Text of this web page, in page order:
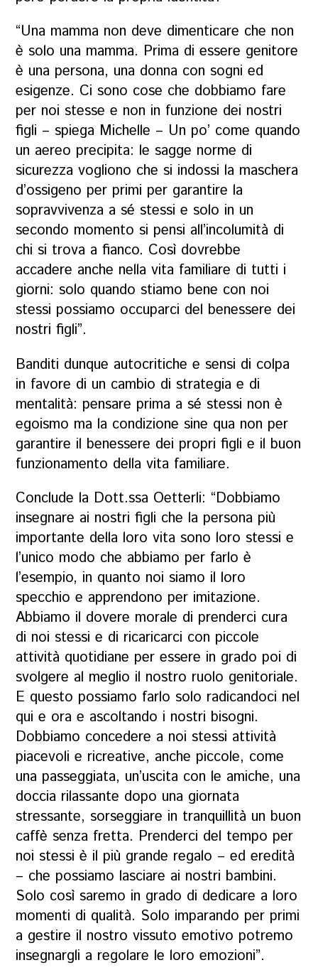
“Una mamma non deve dimenticare che non
è solo una mamma. Prima di essere genitore
è una persona, una donna con sogni ed
esigenze. Ci sono cose che dobbiamo fare
per noi stesse e non in funzione dei nostri
figli – spiega Michelle – Un po’ come quando
un aereo precipita: le sagge norme di
sicurezza vogliono che si indossi la maschera
d’ossigeno per primi per garantire la
sopravvivenza a sé stessi e solo in un
secondo momento si pensi all’incolumità di
chi si trova a fianco. Così dovrebbe
accadere anche nella vita familiare di tutti i
giorni: solo quando stiamo bene con noi
stessi possiamo occuparci del benessere dei
nostri figli”.
Banditi dunque autocritiche e sensi di colpa
in favore di un cambio di strategia e di
mentalità: pensare prima a sé stessi non è
egoismo ma la condizione sine qua non per
garantire il benessere dei propri figli e il buon
funzionamento della vita familiare.
Conclude la Dott.ssa Oetterli: “Dobbiamo
insegnare ai nostri figli che la persona più
importante della loro vita sono loro stessi e
l’unico modo che abbiamo per farlo è
l’esempio, in quanto noi siamo il loro
specchio e apprendono per imitazione.
Abbiamo il dovere morale di prenderci cura
di noi stessi e di ricaricarci con piccole
attività quotidiane per essere in grado poi di
svolgere al meglio il nostro ruolo genitoriale.
E questo possiamo farlo solo radicandoci nel
qui e ora e ascoltando i nostri bisogni.
Dobbiamo concedere a noi stessi attività
piacevoli e ricreative, anche piccole, come
una passeggiata, un’uscita con le amiche, una
doccia rilassante dopo una giornata
stressante, sorseggiare in tranquillità un buon
caffè senza fretta. Prenderci del tempo per
noi stessi è il più grande regalo – ed eredità
– che possiamo lasciare ai nostri bambini.
Solo così saremo in grado di dedicare a loro
momenti di qualità. Solo imparando per primi
a gestire il nostro vissuto emotivo potremo
insegnargli a regolare le loro emozioni”.